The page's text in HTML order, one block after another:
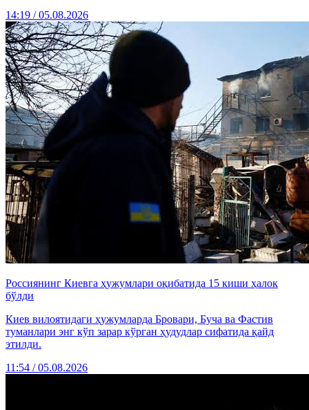
14:19 / 05.08.2026
Россиянинг Киевга ҳужумлари оқибатида 15 киши ҳалок
бўлди
Киев вилоятидаги ҳужумларда Бровари, Буча ва Фастив
туманлари энг кўп зарар кўрган ҳудудлар сифатида қайд
этилди.
11:54 / 05.08.2026